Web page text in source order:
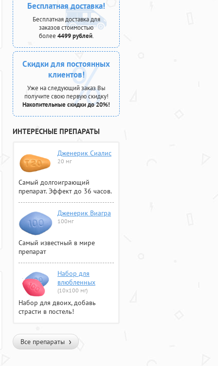
Бесплатная доставка!
Бесплатная доставка для
заказов стоимостью
более 4499 рублей.
Скидки для постоянных
клиентов!
Уже на следующий заказ Вы
получите свою первую скидку!
Накопительные скидки до 20%!
ИНТЕРЕСНЫЕ ПРЕПАРАТЫ
Дженерик Сиалис
20 мг
Самый долгоиграющий
препарат. Эффект до 36 часов.
Дженерик Виагра
100мг
Самый известный в мире
препарат
Набор для
влюбленных
(10х100 мг)
Набор для двоих, добавь
страсти в постель!
Все препараты